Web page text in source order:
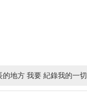
地方 我要 紀錄我的一切